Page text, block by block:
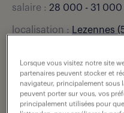
salaire : 28 000 - 31 000
localisation : Lezennes
durée :18 mois
expérience :3 année(s)
Lorsque vous visitez notre site
partenaires peuvent stocker et
navigateur, principalement sous
peuvent porter sur vous, vos
principalement utilisées pour